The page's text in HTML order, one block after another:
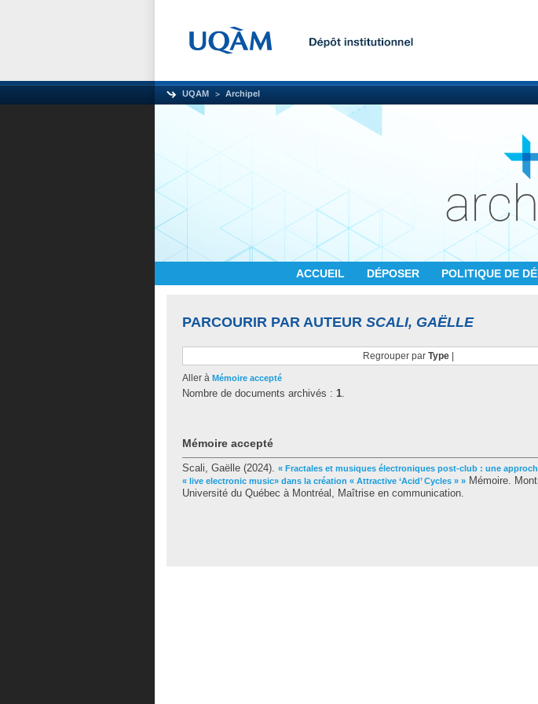
UQAM Archipel
ACCUEIL DÉPOSER POLITIQUE DE
PARCOURIR PAR AUTEUR SCALI, GAËLLE
Regrouper par Type|
Aller à Mémoire accepté
Nombre de documents archivés : 1.
Mémoire accepté
Scali, Gaëlle (2024). « Fractales et musiques électroniques post-club : une
« live electronic music» dans la création « Attractive ‘Acid’ Cycles » » Mémoire.
Université du Québec à Montréal, Maîtrise en communication.